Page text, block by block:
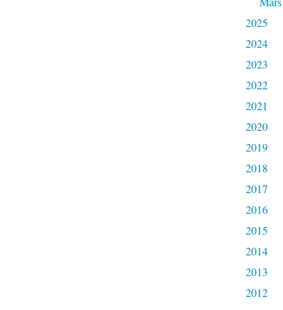
2025
2024
2023
2022
2021
2020
2019
2018
2017
2016
2015
2014
2013
2012